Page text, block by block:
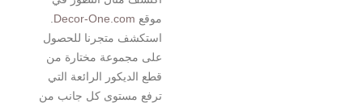
موقع Decor-One.com
استكشف متجرنا للحصول
على مجموعة مختارة من
قطع الديكور الرائعة التي
ترفع مستوى كل جانب من